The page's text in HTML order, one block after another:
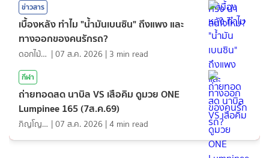
ข่าวสาร
เบื้องหลัง ทำไม "น้ำมันเบนซิน" ถึงแพง และ
ทางออกของคนรักรถ?
ดอกไม้กับสายน้ำ |07 ส.ค. 2026 | 3 min read
กีฬา
ถ่ายทอดสด นาบิล VS เสือคิม ดูมวย ONE
Lumpinee 165 (7ส.ค.69)
ภิญโญ ส่องแสง |07 ส.ค. 2026 |4 min read